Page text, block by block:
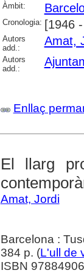
Àmbit:
Cronologia: [1946
Autors
add.:
Amat,
Autors
add.:
Enllaç
El llarg
Amat, Jordi
Barcelona :
384 p. (L'ull de
ISBN